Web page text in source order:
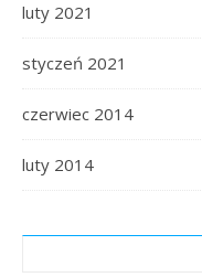
luty 2021
styczeń 2021
czerwiec 2014
luty 2014